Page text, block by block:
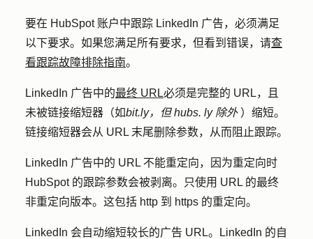
要在 HubSpot 账户中跟踪 LinkedIn 广告，必须满足
以下要求。如果您满足所有要求，但看到错误，请查
看跟踪故障排除指南。
LinkedIn 广告中的最终 URL必须是完整的 URL，且
未被链接缩短器（如bit.ly，但hubs. ly 除外 ）缩短。
链接缩短器会从 URL 末尾删除参数，从而阻止跟踪。
LinkedIn 广告中的 URL 不能重定向，因为重定向时
HubSpot 的跟踪参数会被剥离。只使用 URL 的最终
非重定向版本。这包括 http 到 https 的重定向。
LinkedIn 会自动缩短较长的广告 URL。LinkedIn 的自